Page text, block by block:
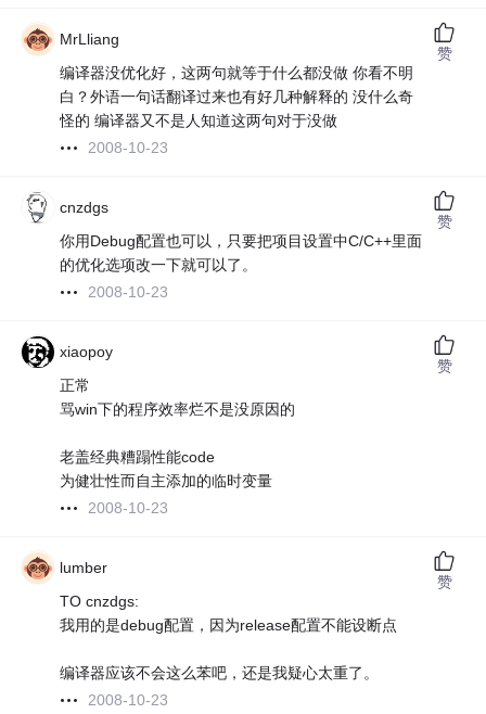
MrLliang
编译器没优化好，这两句就等于什么都没做 你看不明
白？外语一句话翻译过来也有好几种解释的 没什么奇
怪的 编译器又不是人知道这两句对于没做
2008-10-23
赞
cnzdgs
你用Debug配置也可以，只要把项目设置中C/C++里面
的优化选项改一下就可以了。
2008-10-23
赞
xiaopoy
正常
骂win下的程序效率烂不是没原因的
老盖经典糟蹋性能code
为健壮性而自主添加的临时变量
2008-10-23
赞
lumber
TO cnzdgs:
我用的是debug配置，因为release配置不能设断点
编译器应该不会这么苯吧，还是我疑心太重了。
2008-10-23
赞